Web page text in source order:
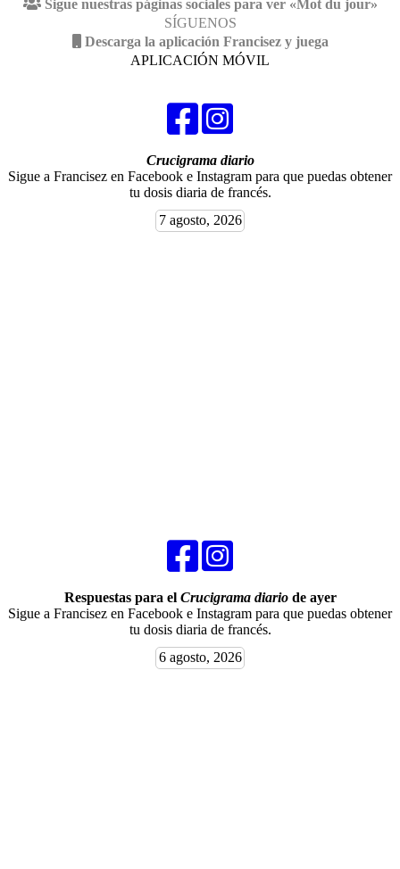
Sigue nuestras páginas sociales para ver «Mot du jour»
SÍGUENOS
Descarga la aplicación Francisez y juega
APLICACIÓN MÓVIL
Crucigrama diario
Sigue a Francisez en Facebook e Instagram para que puedas obtener
tu dosis diaria de francés.
7 agosto, 2026
Respuestas para el Crucigrama diariode ayer
Sigue a Francisez en Facebook e Instagram para que puedas obtener
tu dosis diaria de francés.
6 agosto, 2026